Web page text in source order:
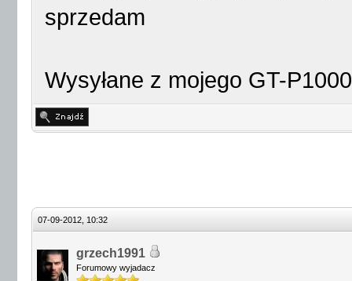
sprzedam
Wysyłane z mojego GT-
07-09-2012, 10:32
grzech1991
Forumowy wyjadacz